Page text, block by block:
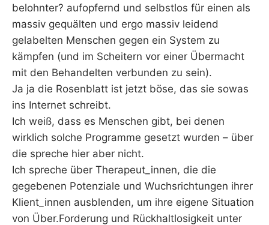
belohnter? aufopfernd und selbstlos für einen als
massiv gequälten und ergo massiv leidend
gelabelten Menschen gegen ein System zu
kämpfen (und im Scheitern vor einer Übermacht
mit den Behandelten verbunden zu sein).
Ja ja die Rosenblatt ist jetzt böse, das sie sowas
ins Internet schreibt.
Ich weiß, dass es Menschen gibt, bei denen
wirklich solche Programme gesetzt wurden – über
die spreche hier aber nicht.
Ich spreche über Therapeut_innen, die die
gegebenen Potenziale und Wuchsrichtungen ihrer
Klient_innen ausblenden, um ihre eigene Situation
von Über.Forderung und Rückhaltlosigkeit unter